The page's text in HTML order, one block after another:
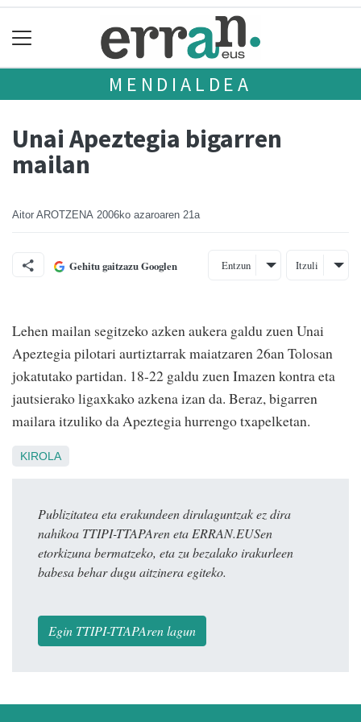
MENDIALDEA
Unai Apeztegia bigarren
mailan
Aitor AROTZENA 2006ko azaroaren 21a
Gehitu gaitzazu Googlen Entzun Itzuli
Lehen mailan segitzeko azken aukera galdu zuen Unai
Apeztegia pilotari aurtiztarrak maiatzaren 26an Tolosan
jokatutako partidan. 18-22 galdu zuen Imazen kontra eta
jautsierako ligaxkako azkena izan da. Beraz, bigarren
mailara itzuliko da Apeztegia hurrengo txapelketan.
KIROLA
Publizitatea eta erakundeen dirulaguntzak ez dira
nahikoa TTIPI-TTAPAren eta ERRAN.EUSen
etorkizuna bermatzeko, eta zu bezalako irakurleen
babesa behar dugu aitzinera egiteko.
Egin TTIPI-TTAPAren lagun